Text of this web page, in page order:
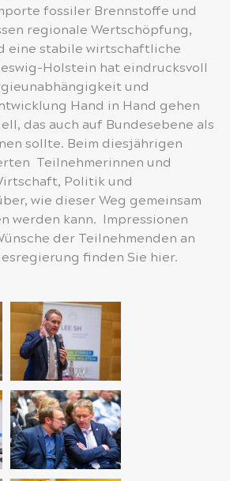
fossiler Brennstoffe und
regionale Wertschöpfung,
eine stabile wirtschaftliche
Holstein hat eindrucksvoll
und
Hand in Hand gehen
das auch auf Bundesebene als
sollte. Beim diesjährigen
Teilnehmerinnen und
Politik und
wie dieser Weg gemeinsam
werden kann. Impressionen
der Teilnehmenden an
finden Sie hier.